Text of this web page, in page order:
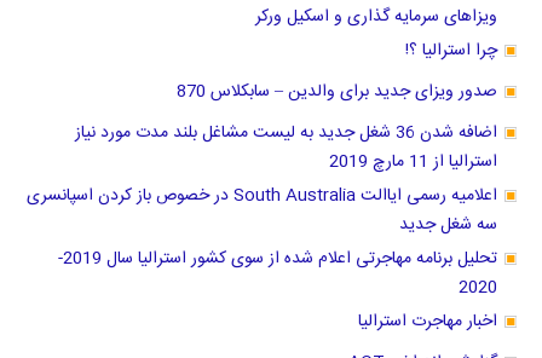
ویزاهای سرمایه گذاری و اسکیل ورکر
چرا استرالیا ؟!
صدور ویزای جدید برای والدین – سابکلاس 870
اضافه شدن 36 شغل جدید به لیست مشاغل بلند مدت مورد نیاز
استرالیا از 11 مارچ 2019
اعلامیه رسمی ایاالت South Australia در خصوص باز کردن اسپانسری
سه شغل جدید
تحلیل برنامه مهاجرتی اعلام شده از سوی کشور استرالیا سال 2019-
2020
اخبار مهاجرت استرالیا